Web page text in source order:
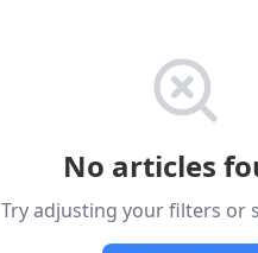
No articles
Try adjusting your filters or